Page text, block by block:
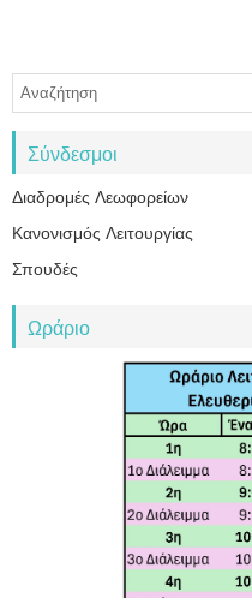
Σύνδεσμοι
Διαδρομές Λεωφορείων
Κανονισμός Λειτουργίας
Σπουδές
Ωράριο